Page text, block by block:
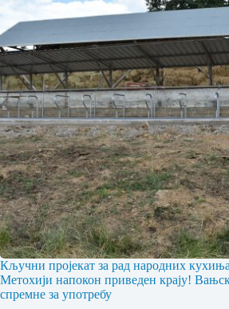
Кључни пројекат за рад народних
Метохији напокон приведен крају!
спремне за употребу